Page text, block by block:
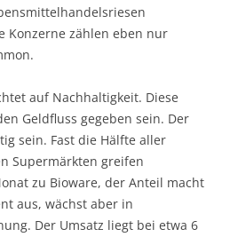
Konzerne zählen eben nur
auf Nachhaltigkeit. Diese
Geldfluss gegeben sein. Der
sein. Fast die Hälfte aller
Supermärkten greifen
zu Bioware, der Anteil macht
aus, wächst aber in
Der Umsatz liegt bei etwa 6